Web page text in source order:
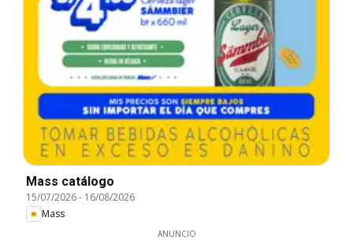
Mass catálogo
15/07/2026- 16/08/2026
Mass
ANUNCIO